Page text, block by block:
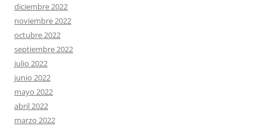
diciembre 2022
noviembre 2022
octubre 2022
septiembre 2022
julio 2022
junio 2022
mayo 2022
abril 2022
marzo 2022